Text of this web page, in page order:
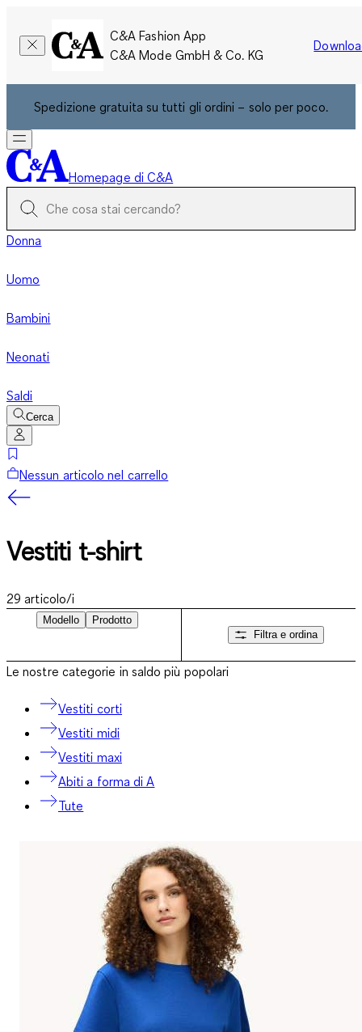
C&A Fashion App
C&A Mode GmbH & Co. KG
Spedizione gratuita su tutti gli ordini – solo per poco.
Homepage di C&A
Donna
Uomo
Bambini
Neonati
Saldi
Cerca
Nessun articolo nel carrello
Vestiti t-shirt
29 articolo/i
Modello
Prodotto
Filtra e ordina
Le nostre categorie in saldo più popolari
Vestiti corti
Vestiti midi
Vestiti maxi
Abiti a forma di A
Tute